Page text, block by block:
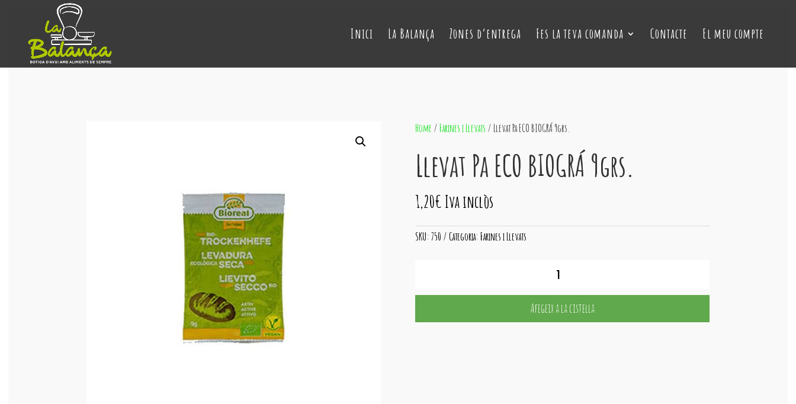
Inici La Balança Zones d’entrega Fes la teva comanda Contacte El meu compte
Home /Farines i Llevats / Llevat Pa ECO BIOGRÁ 9grs.
Llevat Pa ECO BIOGRÁ 9grs.
1,20€ Iva inclòs
SKU:750 Categoria:Farines i Llevats
Llevat
Afegeix a la cistella